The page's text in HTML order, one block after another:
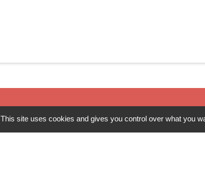
This site uses cookies and gives you control over what you